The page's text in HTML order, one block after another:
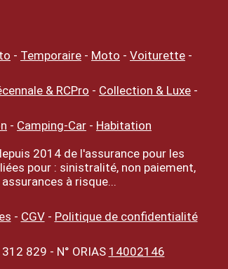
- Temporaire - Moto - Voiturette -
& RCPro - Collection & Luxe -
- Camping-Car - Habitation
2014 de l'assurance pour les
pour : sinistralité, non paiement,
assurances à risque...
- CGV- Politique de confidentialité
829 - N° ORIAS 14002146